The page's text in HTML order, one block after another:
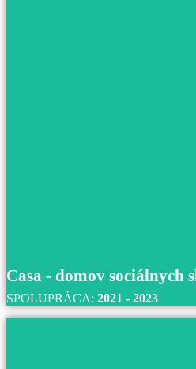
Casa - domov sociálnych
SPOLUPRÁCA: 2021 - 2023